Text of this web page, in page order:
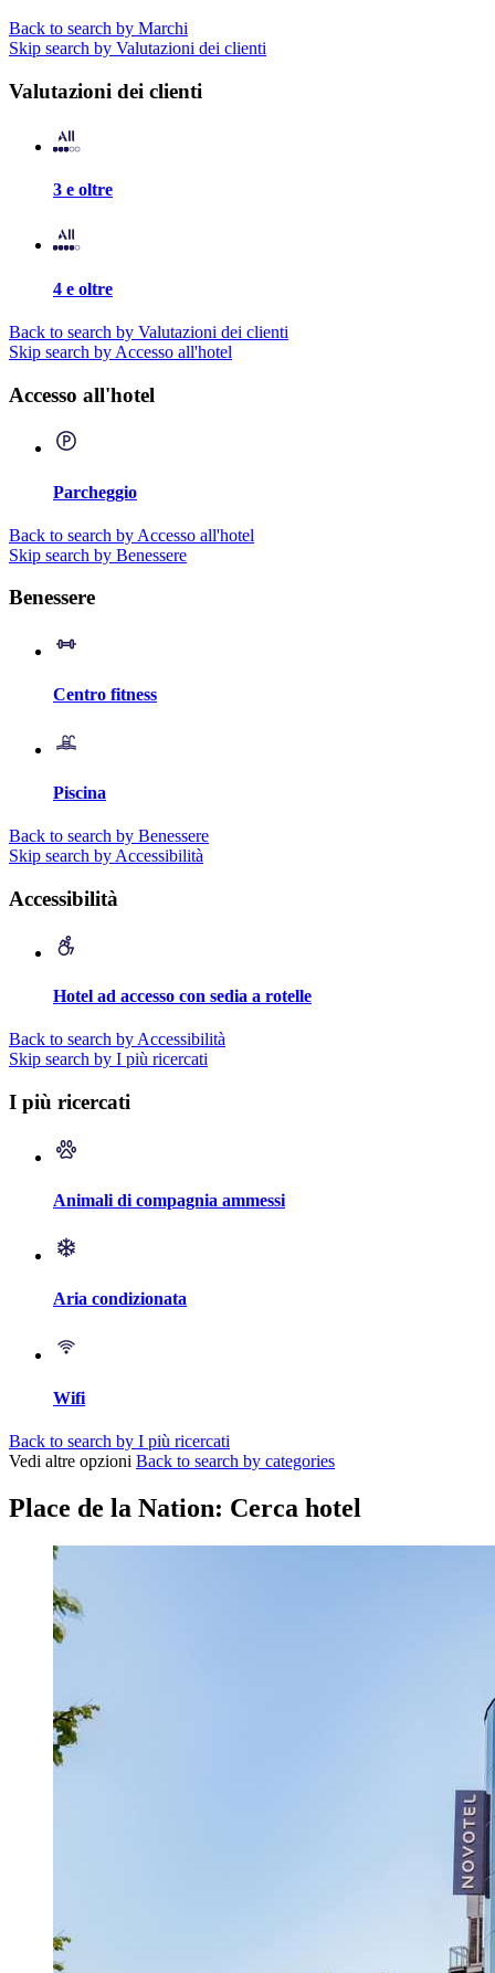
Back to search by Marchi
Skip search by Valutazioni dei clienti
Valutazioni dei clienti
3 e oltre
4 e oltre
Back to search by Valutazioni dei clienti
Skip search by Accesso all'hotel
Accesso all'hotel
Parcheggio
Back to search by Accesso all'hotel
Skip search by Benessere
Benessere
Centro fitness
Piscina
Back to search by Benessere
Skip search by Accessibilità
Accessibilità
Hotel ad accesso con sedia a rotelle
Back to search by Accessibilità
Skip search by I più ricercati
I più ricercati
Animali di compagnia ammessi
Aria condizionata
Wifi
Back to search by I più ricercati
Vedi altre opzioni Back to search by categories
Place de la Nation: Cerca hotel